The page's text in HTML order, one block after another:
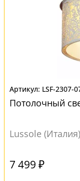
LSF-2307-
Потолочный
Lussole (Италия)
7 499 ₽